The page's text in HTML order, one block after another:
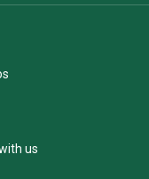
us